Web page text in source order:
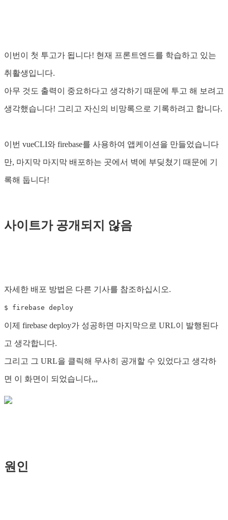
이번이 첫 투고가 됩니다! 현재 프론트엔드를 학습하고 있는
취활생입니다.
아무 것도 출력이 중요하다고 생각하기 때문에 투고 해 보려고
생각했습니다! 그리고 자신의 비망록으로 기록하려고 합니다.
이번 vueCLI와 firebase를 사용하여 앱케이션을 만들었습니다
만, 마지막 마지막 배포하는 곳에서 벽에 부딪쳤기 때문에 기
록해 둡니다!
사이트가 공개되지 않음
자세한 배포 방법은 다른 기사를 참조하십시오.
$ firebase deploy
이제 firebase deploy가 성공하면 마지막으로 URL이 발행된다
고 생각합니다.
그리고 그 URL을 클릭해 무사히 공개할 수 있었다고 생각하
면 이 화면이 되었습니다,,,
원인